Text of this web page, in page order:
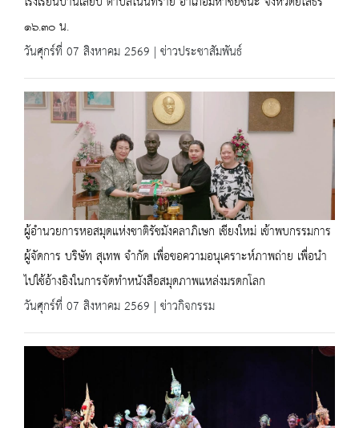
๑๖.๓๐ น.
วันศุกร์ที่ 07 สิงหาคม 2569 | ข่าวประชาสัมพันธ์
ผู้อำนวยการหอสมุดแห่งชาติรัชมังคลาภิเษก เชียงใหม่ เข้าพบกรรมการ
ผู้จัดการ บริษัท สุเทพ จำกัด เพื่อขอความอนุเคราะห์ภาพถ่าย เพื่อนำ
ไปใช้อ้างอิงในการจัดทำหนังสือสมุดภาพแหล่งมรดกโลก
วันศุกร์ที่ 07 สิงหาคม 2569 | ข่าวกิจกรรม